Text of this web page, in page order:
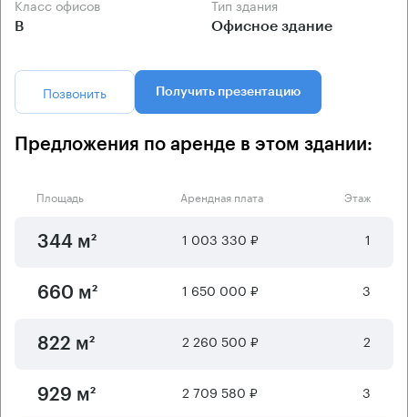
Класс офисов
B
Тип здания
Офисное здание
Позвонить Получить презентацию
Предложения по аренде в этом здании:
Площадь Арендная плата Этаж
344 м² 1 003 330 ₽ 1
660 м² 1 650 000 ₽ 3
822 м² 2 260 500 ₽ 2
929 м² 2 709 580 ₽ 3